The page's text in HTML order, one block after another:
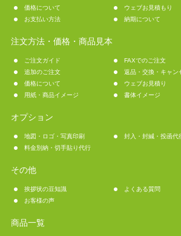
価格について
ウェブお見積もり
お支払い方法
納期について
注文方法・価格・商品見本
ご注文ガイド
FAXでのご注文
追加のご注文
返品・交換・キャン
価格について
ウェブお見積り
用紙・商品イメージ
書体イメージ
オプション
地図・ロゴ・写真印刷
封入・封緘・投函代
料金別納・切手貼り代行
その他
挨拶状の豆知識
よくある質問
お客様の声
商品一覧